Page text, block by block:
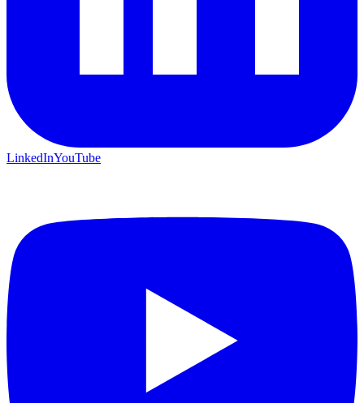
LinkedInYouTube